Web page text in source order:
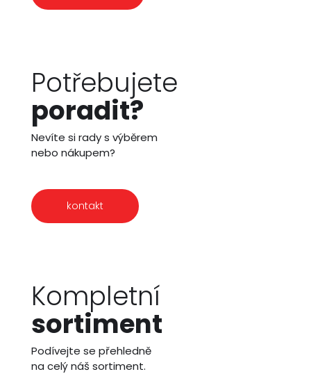
Potřebujete
poradit?
Nevíte si rady s výběrem
nebo nákupem?
kontakt
Kompletní
sortiment
Podívejte se přehledně
na celý náš sortiment.